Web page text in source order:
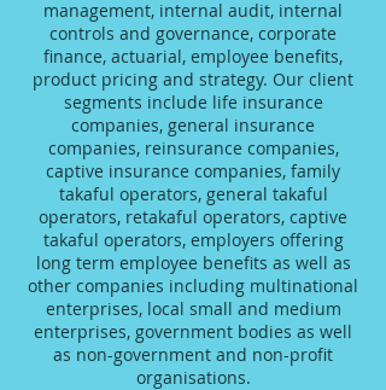
management, internal audit, internal
controls and governance, corporate
finance, actuarial, employee benefits,
product pricing and strategy. Our client
segments include life insurance
companies, general insurance
companies, reinsurance companies,
captive insurance companies, family
takaful operators, general takaful
operators, retakaful operators, captive
takaful operators, employers offering
long term employee benefits as well as
other companies including multinational
enterprises, local small and medium
enterprises, government bodies as well
as non-government and non-profit
organisations.